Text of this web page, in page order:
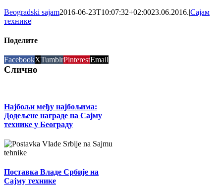
Beogradski sajam2016-06-23T10:07:32+02:0023.06.2016.|Сајам
технике|
Поделите
FacebookXTumblrPinterestEmail
Слично
Најбољи међу најбољима:
Додељене награде на Сајму
технике у Београду
Поставка Владе Србије на
Сајму технике